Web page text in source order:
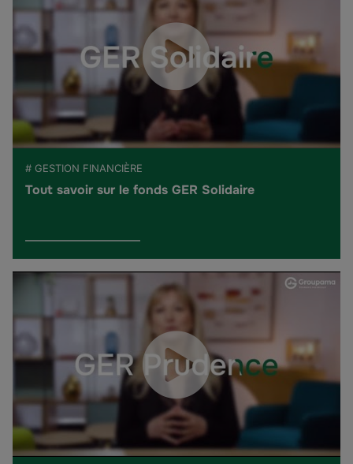
# GESTION FINANCIÈRE
Tout savoir sur le fonds GER Solidaire